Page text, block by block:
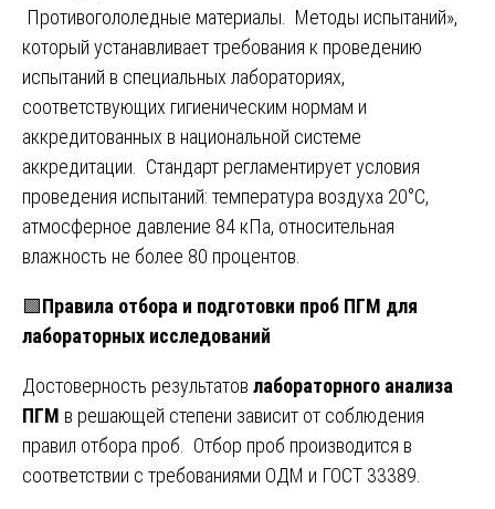
Противогололедные материалы. Методы испытаний»,
который устанавливает требования к проведению
испытаний в специальных лабораториях,
соответствующих гигиеническим нормам и
аккредитованных в национальной системе
аккредитации. Стандарт регламентирует условия
проведения испытаний: температура воздуха 20°С,
атмосферное давление 84 кПа, относительная
влажность не более 80 процентов.
🟩Правила отбора и подготовки проб ПГМ для
лабораторных исследований
Достоверность результатов лабораторного анализа
ПГМ в решающей степени зависит от соблюдения
правил отбора проб. Отбор проб производится в
соответствии с требованиями ОДМ и ГОСТ 33389.